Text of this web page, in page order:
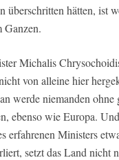
überschritten hätten, ist
Ganzen.
Michalis
von alleine hier
werde niemanden ohne
ebenso wie Europa.
erfahrenen Ministers
setzt das Land nicht